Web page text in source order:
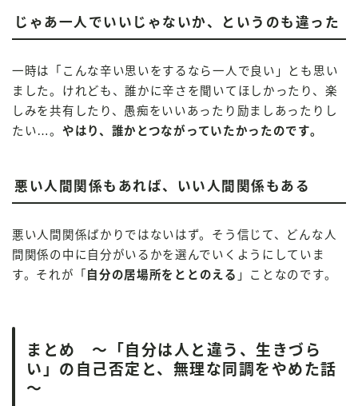
じゃあ一人でいいじゃないか、というのも違った
一時は「こんな辛い思いをするなら一人で良い」とも思い
ました。けれども、誰かに辛さを聞いてほしかったり、楽
しみを共有したり、愚痴をいいあったり励ましあったりし
たい…。 やはり、誰かとつながっていたかったのです。
悪い人間関係もあれば、いい人間関係もある
悪い人間関係ばかりではないはず。そう信じて、どんな人
間関係の中に自分がいるかを選んでいくようにしていま
す。それが「 自分の居場所をととのえる 」ことなのです。
まとめ ～「自分は人と違う、生きづら
い」の自己否定と、無理な同調をやめた話
～